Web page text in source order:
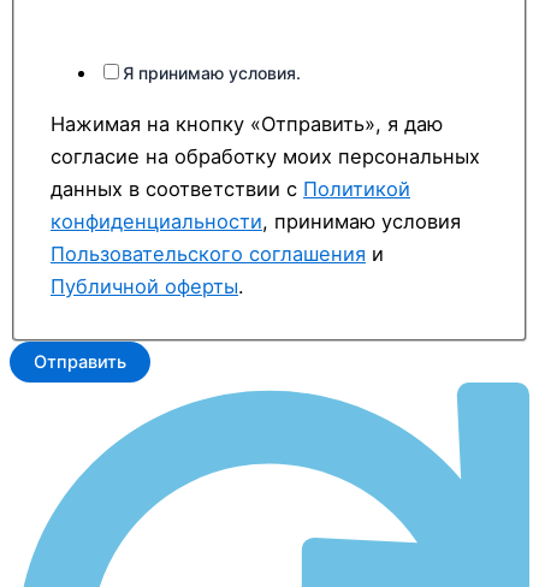
Я принимаю условия.
Нажимая на кнопку «Отправить», я даю
согласие на обработку моих персональных
данных в соответствии с Политикой
конфиденциальности, принимаю условия
Пользовательского соглашения и
Публичной оферты.
Отправить